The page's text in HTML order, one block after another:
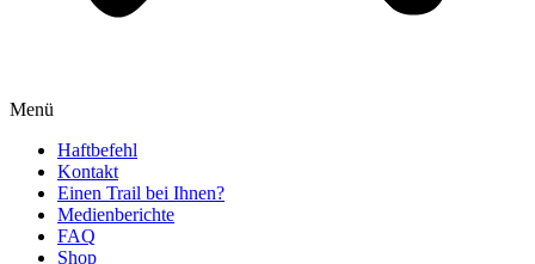
Menü
Haftbefehl
Kontakt
Einen Trail bei Ihnen?
Medienberichte
FAQ
Shop